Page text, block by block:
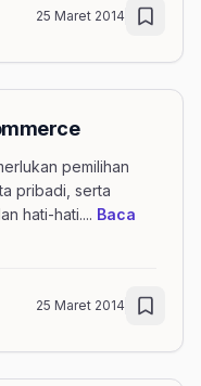
25 Maret 2014
pemilihan
pribadi, serta
hati-hati.... Baca
25 Maret 2014